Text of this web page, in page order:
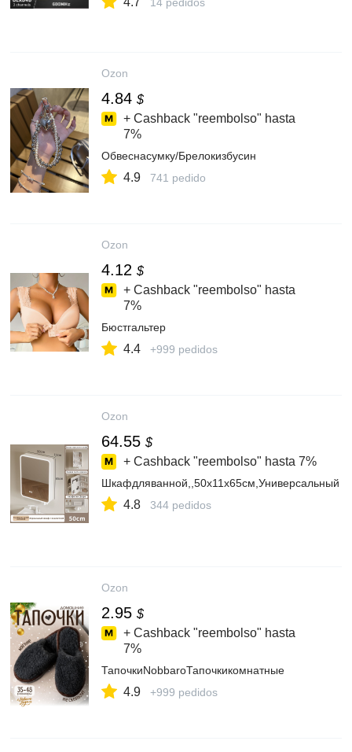
Ozon
4.84 $
+ Cashback "reembolso" hasta
7%
Обвеснасумку/Брелокизбусин
4.9 741 pedido
Ozon
4.12 $
+ Cashback "reembolso" hasta
7%
Бюстгальтер
4.4 +999 pedidos
Ozon
64.55 $
+ Cashback "reembolso" hasta 7%
Шкафдляванной,,50х11х65см,Универсальный
4.8 344 pedidos
Ozon
2.95 $
+ Cashback "reembolso" hasta
7%
ТапочкиNobbaroТапочкикомнатные
4.9 +999 pedidos